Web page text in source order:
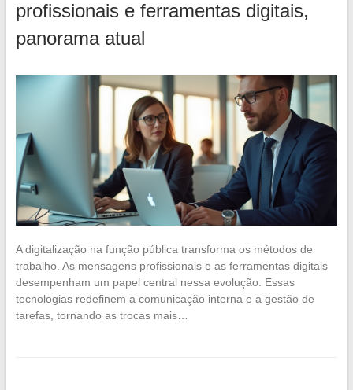
profissionais e ferramentas digitais,
panorama atual
A digitalização na função pública transforma os métodos de
trabalho. As mensagens profissionais e as ferramentas digitais
desempenham um papel central nessa evolução. Essas
tecnologias redefinem a comunicação interna e a gestão de
tarefas, tornando as trocas mais…